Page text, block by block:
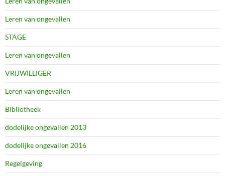
Leren van ongevallen
STAGE
Leren van ongevallen
VRIJWILLIGER
Leren van ongevallen
Bibliotheek
dodelijke ongevallen 2013
dodelijke ongevallen 2016
Regelgeving